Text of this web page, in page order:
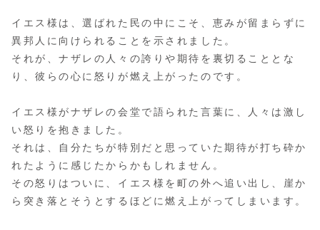
イエス様は、選ばれた民の中にこそ、恵みが留まらずに
異邦人に向けられることを示されました。
それが、ナザレの人々の誇りや期待を裏切ることとな
り、彼らの心に怒りが燃え上がったのです。
イエス様がナザレの会堂で語られた言葉に、人々は激し
い怒りを抱きました。
それは、自分たちが特別だと思っていた期待が打ち砕か
れたように感じたからかもしれません。
その怒りはついに、イエス様を町の外へ追い出し、崖か
ら突き落とそうとするほどに燃え上がってしまいます。